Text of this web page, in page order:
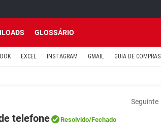
GLOSSÁRIO
EXCEL INSTAGRAM GMAIL GUIA DE COMPRAS
Seguinte
telefone Resolvido/Fechado